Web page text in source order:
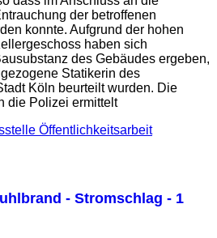
der betroffenen
konnte. Aufgrund der hohen
haben sich
des Gebäudes ergeben,
Statikerin des
Köln beurteilt wurden. Die
die Polizei ermittelt
Öffentlichkeitsarbeit
- Stromschlag - 1